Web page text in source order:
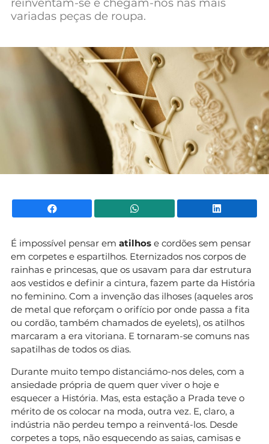
Mundial 2026
variadas peças de roupa.
Facebook WhatsApp
É impossível pensar em atilhos e cordões sem pensar
em corpetes e espartilhos. Eternizados nos corpos de
rainhas e princesas, que os usavam para dar estrutura
aos vestidos e definir a cintura, fazem parte da História
no feminino. Com a invenção das ilhoses (aqueles aros
de metal que reforçam o orifício por onde passa a fita
ou cordão, também chamados de eyelets), os atilhos
marcaram a era vitoriana. E tornaram-se comuns nas
sapatilhas de todos os dias.
Durante muito tempo distanciámo-nos deles, com a
ansiedade própria de quem quer viver o hoje e
esquecer a História. Mas, esta estação a Prada teve o
mérito de os colocar na moda, outra vez. E, claro, a
indústria não perdeu tempo a reinventá-los. Desde
corpetes a tops, não esquecendo as saias, camisas e